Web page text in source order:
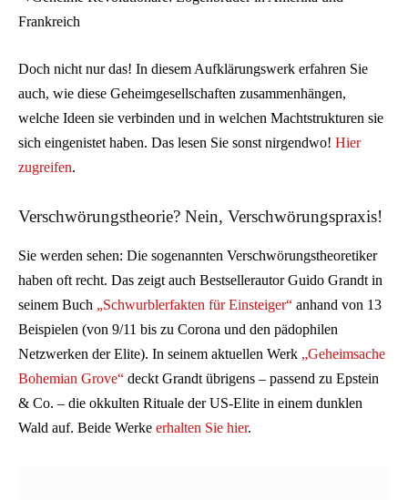
Frankreich
Doch nicht nur das! In diesem Aufklärungswerk erfahren Sie
auch, wie diese Geheimgesellschaften zusammenhängen,
welche Ideen sie verbinden und in welchen Machtstrukturen sie
sich eingenistet haben. Das lesen Sie sonst nirgendwo! Hier
zugreifen.
Verschwörungstheorie? Nein, Verschwörungspraxis!
Sie werden sehen: Die sogenannten Verschwörungstheoretiker
haben oft recht. Das zeigt auch Bestsellerautor Guido Grandt in
seinem Buch „Schwurblerfakten für Einsteiger“ anhand von 13
Beispielen (von 9/11 bis zu Corona und den pädophilen
Netzwerken der Elite). In seinem aktuellen Werk „Geheimsache
Bohemian Grove“ deckt Grandt übrigens – passend zu Epstein
& Co. – die okkulten Rituale der US-Elite in einem dunklen
Wald auf. Beide Werke erhalten Sie hier.